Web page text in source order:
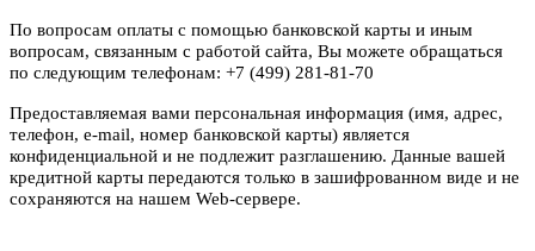
По вопросам оплаты с помощью банковской карты и иным
вопросам, связанным с работой сайта, Вы можете обращаться
по следующим телефонам: +7 (499) 281-81-70
Предоставляемая вами персональная информация (имя, адрес,
телефон, e-mail, номер банковской карты) является
конфиденциальной и не подлежит разглашению. Данные вашей
кредитной карты передаются только в зашифрованном виде и не
сохраняются на нашем Web-сервере.